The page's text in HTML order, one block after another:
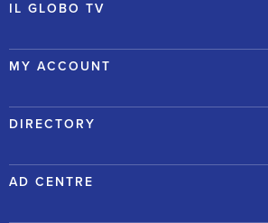
IL GLOBO TV
MY ACCOUNT
DIRECTORY
AD CENTRE